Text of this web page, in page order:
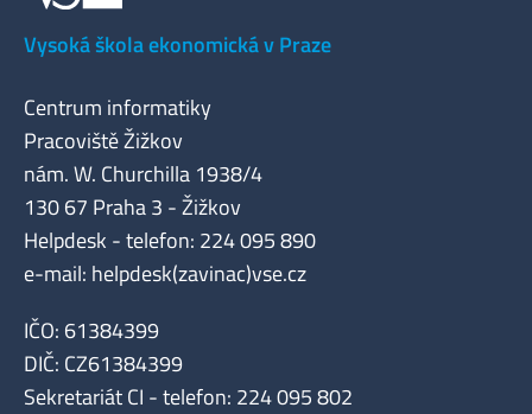
Vysoká škola ekonomická v Praze
Centrum informatiky
Pracoviště Žižkov
nám. W. Churchilla 1938/4
130 67 Praha 3 - Žižkov
Helpdesk - telefon: 224 095 890
e-mail: helpdesk(zavinac)vse.cz
IČO: 61384399
DIČ: CZ61384399
Sekretariát CI - telefon: 224 095 802